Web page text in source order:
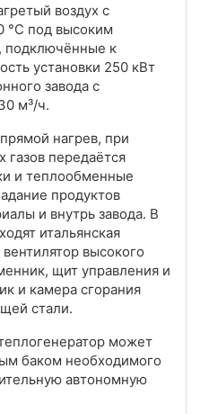
воздух с
°C под высоким
подключённые к
установки 250 кВт
завода с
м³/ч.
нагрев, при
передаётся
и теплообменные
продуктов
и внутрь завода. В
итальянская
высокого
щит управления и
и камера сгорания
стали.
может
баком необходимого
автономную